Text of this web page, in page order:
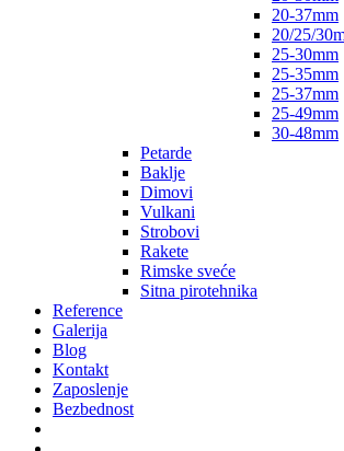
20-37mm
20/25/
25-30mm
25-35mm
25-37mm
25-49mm
30-48mm
Petarde
Baklje
Dimovi
Vulkani
Strobovi
Rakete
Rimske sveće
Sitna pirotehnika
Reference
Galerija
Blog
Kontakt
Zaposlenje
Bezbednost